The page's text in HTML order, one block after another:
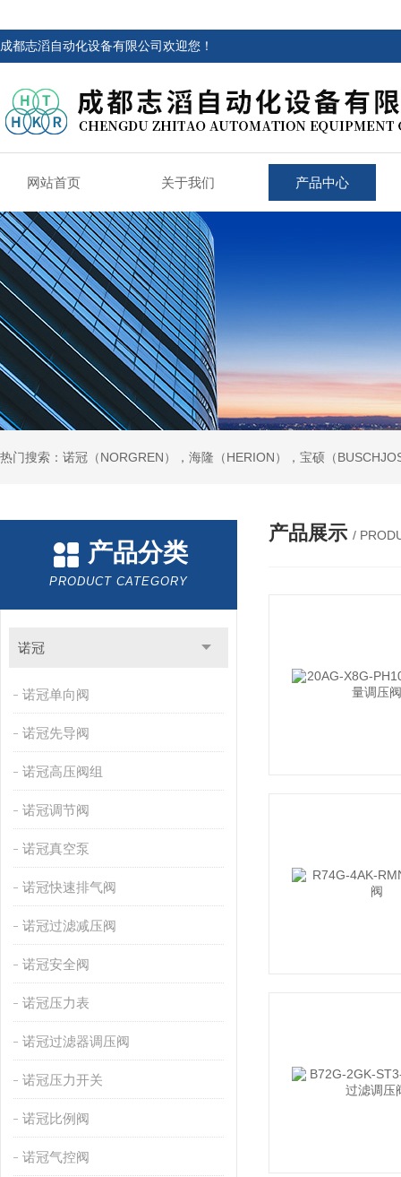
成都志滔自动化设备有限公司欢迎您！
网站首页 关于我们 产品中心
热门搜索：诺冠（NORGREN），海隆（HERION），宝硕（
产品分类
PRODUCT CATEGORY
诺冠
诺冠单向阀
诺冠先导阀
诺冠高压阀组
诺冠调节阀
诺冠真空泵
诺冠快速排气阀
诺冠过滤减压阀
诺冠安全阀
诺冠压力表
诺冠过滤器调压阀
诺冠压力开关
诺冠比例阀
诺冠气控阀
产品展示 /